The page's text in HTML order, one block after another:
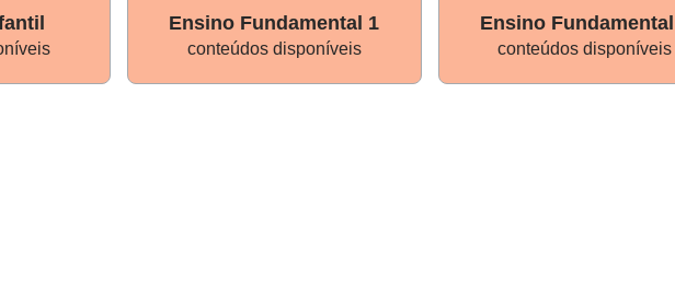
Ensino Fundamental 1
conteúdos disponíveis
Ensino
conteúdos disponíveis